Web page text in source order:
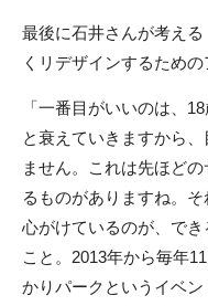
最後に石井さんが考え
くリデザインするため
「一番目がいいのは、
と衰えていきますから
ません。これは先ほど
るものがありますね。
心がけているのが、で
こと。2013年から毎年
かりパークというイベン